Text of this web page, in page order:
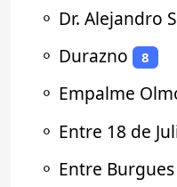
⚬ Dr. Alejandro
⚬ Durazno 8
⚬ Empalme
⚬ Entre 18 de
⚬ Entre